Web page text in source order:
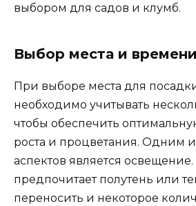
выбором для садов и клумб.
Выбор места и времени
При выборе места для
необходимо учитывать
чтобы обеспечить
роста и процветания. Одним
аспектов является освещение.
предпочитает полутень или
переносить и некоторое